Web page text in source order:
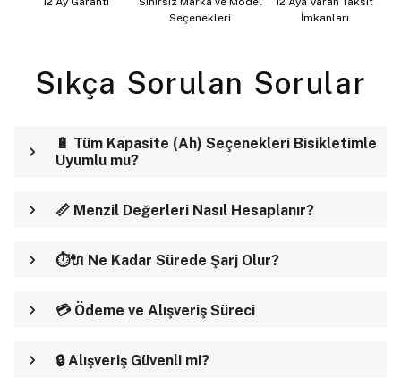
Seçenekleri
İmkanları
Sıkça Sorulan Sorular
🔋 Tüm Kapasite (Ah) Seçenekleri Bisikletimle
Uyumlu mu?
📏 Menzil Değerleri Nasıl Hesaplanır?
⏱️🔌 Ne Kadar Sürede Şarj Olur?
💳 Ödeme ve Alışveriş Süreci
🔒 Alışveriş Güvenli mi?